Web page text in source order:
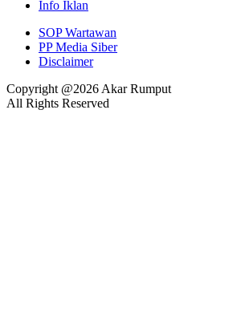
Info Iklan
SOP Wartawan
PP Media Siber
Disclaimer
Copyright @2026 Akar Rumput
All Rights Reserved